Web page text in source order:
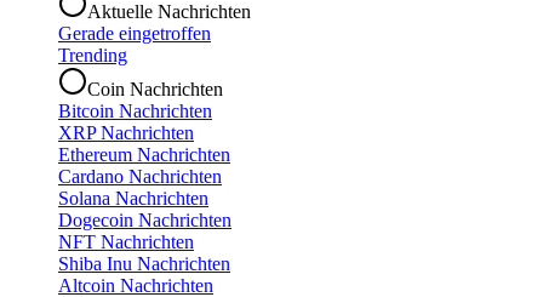
Aktuelle Nachrichten
Gerade eingetroffen
Trending
Coin Nachrichten
Bitcoin Nachrichten
XRP Nachrichten
Ethereum Nachrichten
Cardano Nachrichten
Solana Nachrichten
Dogecoin Nachrichten
NFT Nachrichten
Shiba Inu Nachrichten
Altcoin Nachrichten